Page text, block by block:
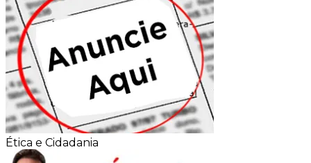
Ética e Cidadania